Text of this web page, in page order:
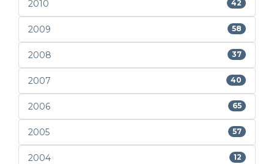
2010 42
2009 58
2008 37
2007 40
2006 65
2005 57
2004 12